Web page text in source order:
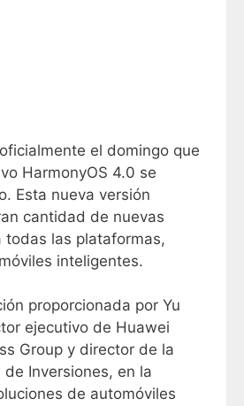
el domingo que
HarmonyOS 4.0 se
Esta nueva versión
cantidad de nuevas
todas las plataformas,
inteligentes.
proporcionada por Yu
ejecutivo de Huawei
Group y director de la
Inversiones, en la
de automóviles